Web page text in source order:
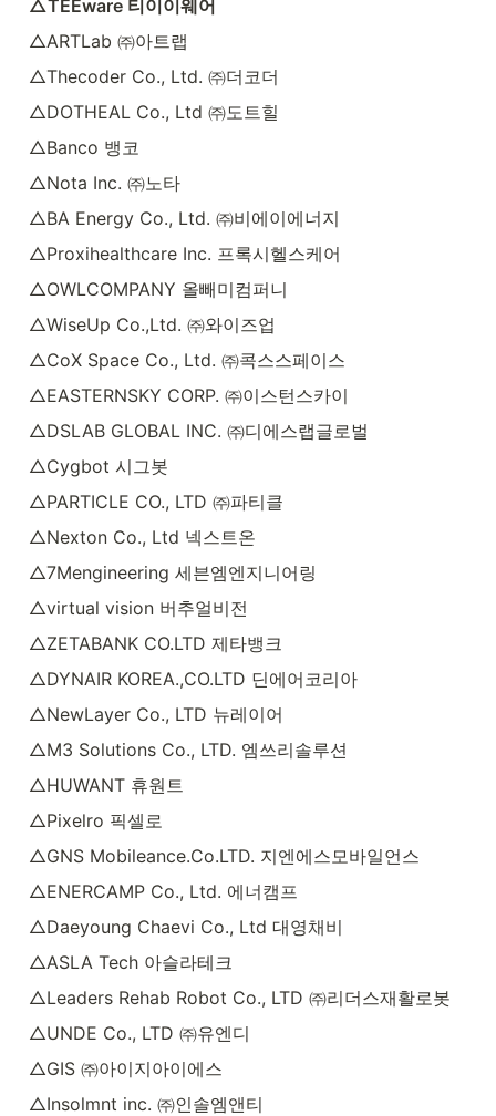
△TEEware 티이이웨어
△ARTLab ㈜아트랩
△Thecoder Co., Ltd. ㈜더코더
△DOTHEAL Co., Ltd ㈜도트힐
△Banco 뱅코
△Nota Inc. ㈜노타
△BA Energy Co., Ltd. ㈜비에이에너지
△Proxihealthcare Inc. 프록시헬스케어
△OWLCOMPANY 올빼미컴퍼니
△WiseUp Co.,Ltd. ㈜와이즈업
△CoX Space Co., Ltd. ㈜콕스스페이스
△EASTERNSKY CORP. ㈜이스턴스카이
△DSLAB GLOBAL INC. ㈜디에스랩글로벌
△Cygbot 시그봇
△PARTICLE CO., LTD ㈜파티클
△Nexton Co., Ltd 넥스트온
△7Mengineering 세븐엠엔지니어링
△virtual vision 버추얼비전
△ZETABANK CO.LTD 제타뱅크
△DYNAIR KOREA.,CO.LTD 딘에어코리아
△NewLayer Co., LTD 뉴레이어
△M3 Solutions Co., LTD. 엠쓰리솔루션
△HUWANT 휴원트
△Pixelro 픽셀로
△GNS Mobileance.Co.LTD. 지엔에스모바일언스
△ENERCAMP Co., Ltd. 에너캠프
△Daeyoung Chaevi Co., Ltd 대영채비
△ASLA Tech 아슬라테크
△Leaders Rehab Robot Co., LTD ㈜리더스재활로봇
△UNDE Co., LTD ㈜유엔디
△GIS ㈜아이지아이에스
△Insolmnt inc. ㈜인솔엠앤티